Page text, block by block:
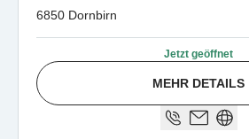
6850 Dornbirn
Jetzt geöffnet
MEHR DETAILS